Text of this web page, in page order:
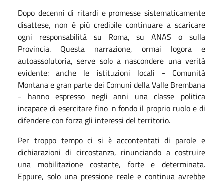
Dopo decenni di ritardi e promesse sistematicamente
disattese, non è più credibile continuare a scaricare
ogni responsabilità su Roma, su ANAS o sulla
Provincia. Questa narrazione, ormai logora e
autoassolutoria, serve solo a nascondere una verità
evidente: anche le istituzioni locali - Comunità
Montana e gran parte dei Comuni della Valle Brembana
- hanno espresso negli anni una classe politica
incapace di esercitare fino in fondo il proprio ruolo e di
difendere con forza gli interessi del territorio.
Per troppo tempo ci si è accontentati di parole e
dichiarazioni di circostanza, rinunciando a costruire
una mobilitazione costante, forte e determinata.
Eppure, solo una pressione reale e continua avrebbe